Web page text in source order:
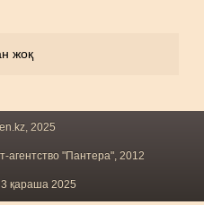
жоқ
2025
агентство "Пантера", 2012
3 қараша 2025